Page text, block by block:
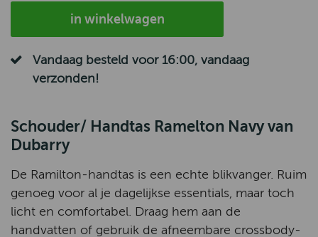
in winkelwagen
Vandaag besteld voor 16:00, vandaag
verzonden!
Schouder/ Handtas Ramelton Navy van
Dubarry
De Ramilton-handtas is een echte blikvanger. Ruim
genoeg voor al je dagelijkse essentials, maar toch
licht en comfortabel. Draag hem aan de
handvatten of gebruik de afneembare crossbody-